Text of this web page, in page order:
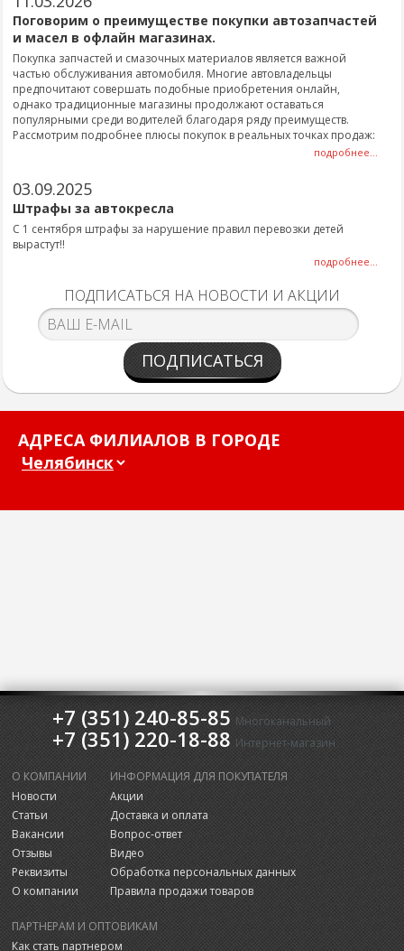
Поговорим о преимуществе покупки автозапчастей
и масел в офлайн магазинах.
Покупка запчастей и смазочных материалов является важной
частью обслуживания автомобиля. Многие автовладельцы
предпочитают совершать подобные приобретения онлайн,
однако традиционные магазины продолжают оставаться
популярными среди водителей благодаря ряду преимуществ.
Рассмотрим подробнее плюсы покупок в реальных точках продаж:
подробнее...
03.09.2025
Штрафы за автокресла
С 1 сентября штрафы за нарушение правил перевозки детей
вырастут!!
подробнее...
ПОДПИСАТЬСЯ НА НОВОСТИ И АКЦИИ
ПОДПИСАТЬСЯ
АДРЕСА ФИЛИАЛОВ В ГОРОДЕ
+7 (351) 240-85-85 Многоканальный
+7 (351) 220-18-88 Интернет-магазин
О КОМПАНИИ
Новости
Статьи
Вакансии
Отзывы
Реквизиты
О компании
ИНФОРМАЦИЯ ДЛЯ ПОКУПАТЕЛЯ
Акции
Доставка и оплата
Вопрос-ответ
Видео
Обработка персональных данных
Правила продажи товаров
ПАРТНЕРАМ И ОПТОВИКАМ
Как стать партнером